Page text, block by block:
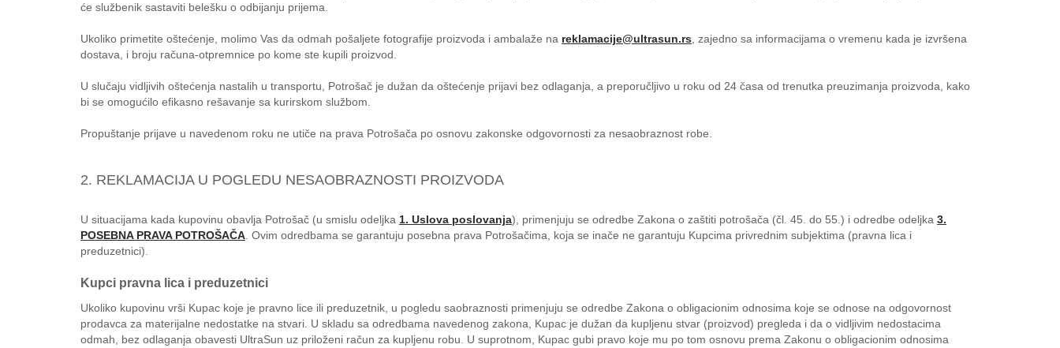
će službenik sastaviti belešku o odbijanju prijema.
Ukoliko primetite oštećenje, molimo Vas da odmah pošaljete fotografije proizvoda i ambalaže na reklamacije@ultrasun.rs, zajedno sa informacijama o vremenu kada je izvršena
dostava, i broju računa-otpremnice po kome ste kupili proizvod.
U slučaju vidljivih oštećenja nastalih u transportu, Potrošač je dužan da oštećenje prijavi bez odlaganja, a preporučljivo u roku od 24 časa od trenutka preuzimanja proizvoda, kako
bi se omogućilo efikasno rešavanje sa kurirskom službom.
Propuštanje prijave u navedenom roku ne utiče na prava Potrošača po osnovu zakonske odgovornosti za nesaobraznost robe.
2. REKLAMACIJA U POGLEDU NESAOBRAZNOSTI PROIZVODA
U situacijama kada kupovinu obavlja Potrošač (u smislu odeljka 1. Uslova poslovanja), primenjuju se odredbe Zakona o zaštiti potrošača (čl. 45. do 55.) i odredbe odeljka 3.
POSEBNA PRAVA POTROŠAČA. Ovim odredbama se garantuju posebna prava Potrošačima, koja se inače ne garantuju Kupcima privrednim subjektima (pravna lica i
preduzetnici).
Kupci pravna lica i preduzetnici
Ukoliko kupovinu vrši Kupac koje je pravno lice ili preduzetnik, u pogledu saobraznosti primenjuju se odredbe Zakona o obligacionim odnosima koje se odnose na odgovornost
prodavca za materijalne nedostatke na stvari. U skladu sa odredbama navedenog zakona, Kupac je dužan da kupljenu stvar (proizvod) pregleda i da o vidljivim nedostacima
odmah, bez odlaganja obavesti UltraSun uz priloženi račun za kupljenu robu. U suprotnom, Kupac gubi pravo koje mu po tom osnovu prema Zakonu o obligacionim odnosima